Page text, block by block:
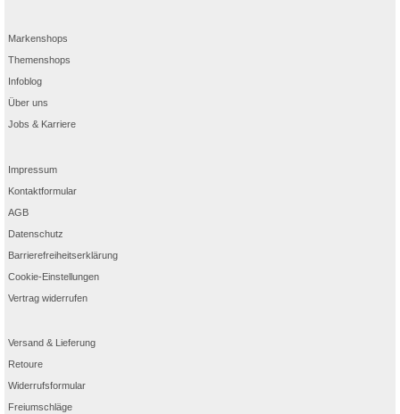
Markenshops
Themenshops
Infoblog
Über uns
Jobs & Karriere
Impressum
Kontaktformular
AGB
Datenschutz
Barrierefreiheitserklärung
Cookie-Einstellungen
Vertrag widerrufen
Versand & Lieferung
Retoure
Widerrufsformular
Freiumschläge